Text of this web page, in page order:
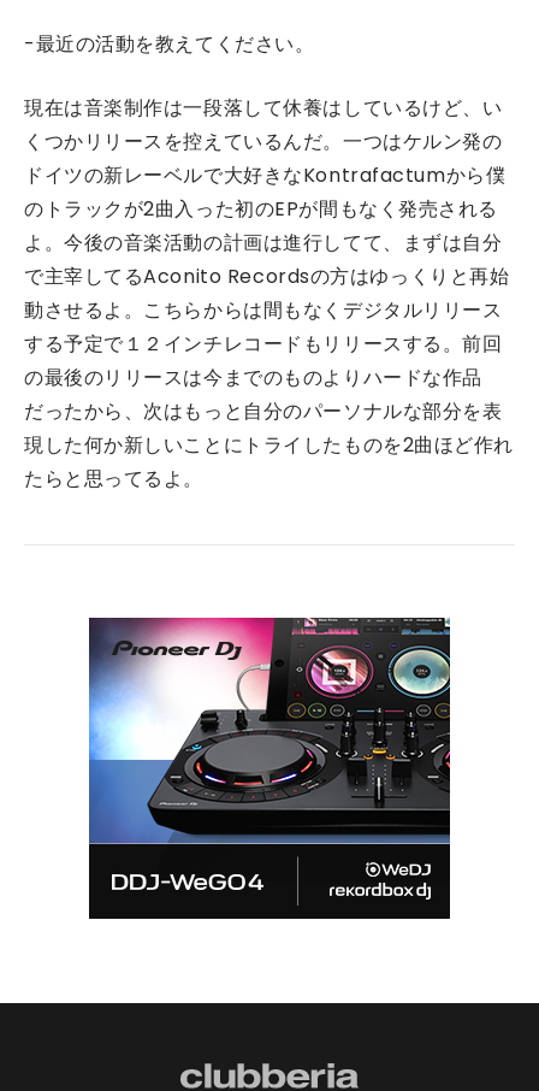
-最近の活動を教えてください。
現在は音楽制作は一段落して休養はしているけど、い
くつかリリースを控えているんだ。一つはケルン発の
ドイツの新レーベルで大好きなKontrafactumから僕
のトラックが2曲入った初のEPが間もなく発売される
よ。今後の音楽活動の計画は進行してて、まずは自分
で主宰してるAconito Recordsの方はゆっくりと再始
動させるよ。こちらからは間もなくデジタルリリース
する予定で１２インチレコードもリリースする。前回
の最後のリリースは今までのものよりハードな作品
だったから、次はもっと自分のパーソナルな部分を表
現した何か新しいことにトライしたものを2曲ほど作れ
たらと思ってるよ。